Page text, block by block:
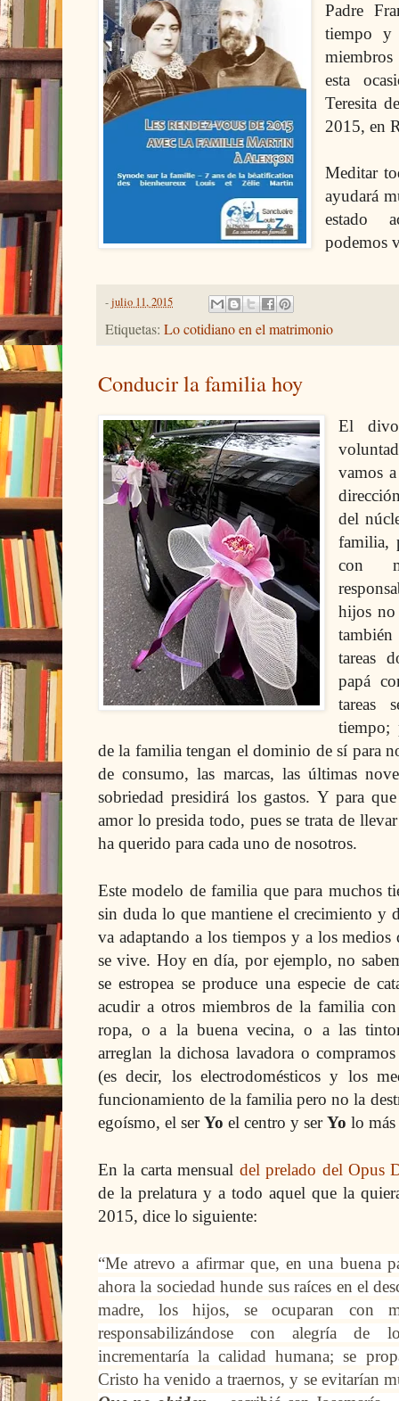
Padre
tiempo y
esta
Teresita
2015, en
Meditar
ayudará
estado
podemos
-julio 11, 2015
Etiquetas: Lo cotidiano en el matrimonio
Conducir la familia hoy
El
vamos
del
familia,
con
hijos no
tareas
papá
tareas
tiempo;
de la familia tengan el dominio de sí para
de consumo, las marcas, las últimas
sobriedad presidirá los gastos. Y para
amor lo presida todo, pues se trata de
ha querido para cada uno de nosotros.
Este modelo de familia que para muchos
sin duda lo que mantiene el crecimiento y
va adaptando a los tiempos y a los
se vive. Hoy en día, por ejemplo, no
se estropea se produce una especie de
acudir a otros miembros de la familia
ropa, o a la buena vecina, o a las
arreglan la dichosa lavadora o
(es decir, los electrodomésticos y los
funcionamiento de la familia pero nola
egoísmo, el serYo el centro y serYo lo
En la carta mensual del prelado del Opus
de la prelatura y a todo aquel que la
2015, dice lo siguiente:
“Me atrevo a afirmar que, en una buena
ahora la sociedad hunde sus raíces en el
madre, los hijos, se ocuparan con
responsabilizándose con alegría de
incrementaría la calidad humana; se
Cristo ha venido a traernos, y se evitarían